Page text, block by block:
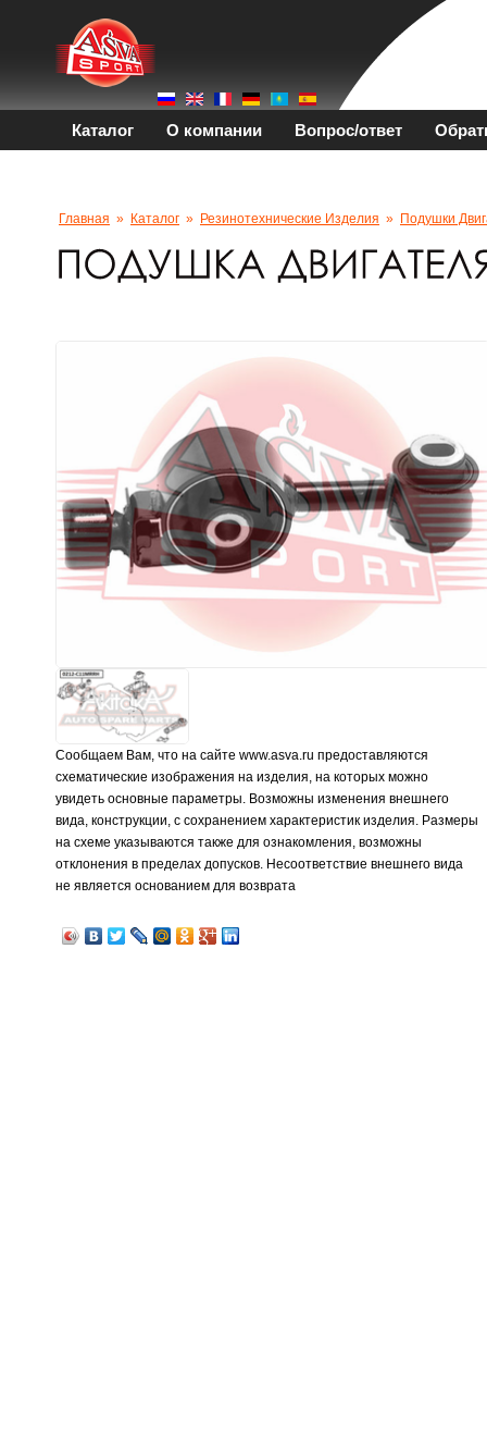
Каталог О компании Вопрос/ответ
Главная » Каталог » Резинотехнические Изделия » Подушки
Сообщаем Вам, что на сайте www.asva.ru предоставляются
схематические изображения на изделия, на которых можно
увидеть основные параметры. Возможны изменения внешнего
вида, конструкции, с сохранением характеристик изделия. Размеры
на схеме указываются также для ознакомления, возможны
отклонения в пределах допусков. Несоответствие внешнего вида
не является основанием для возврата